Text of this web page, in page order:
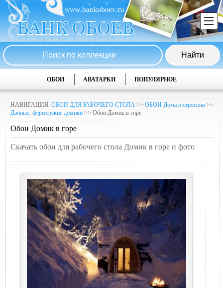
ОБОИ АВАТАРКИ ПОПУЛЯРНОЕ
НАВИГАЦИЯ: ОБОИ ДЛЯ РАБОЧЕГО СТОЛА >> ОБОИ Дома и строения >>
Дачные, фермерские домики >> Обои Домик в горе
Обои Домик в горе
Скачать обои для рабочего стола Домик в горе и фото